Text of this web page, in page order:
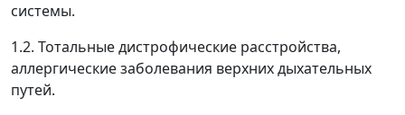
системы.
1.2. Тотальные дистрофические расстройства,
аллергические заболевания верхних дыхательных
путей.